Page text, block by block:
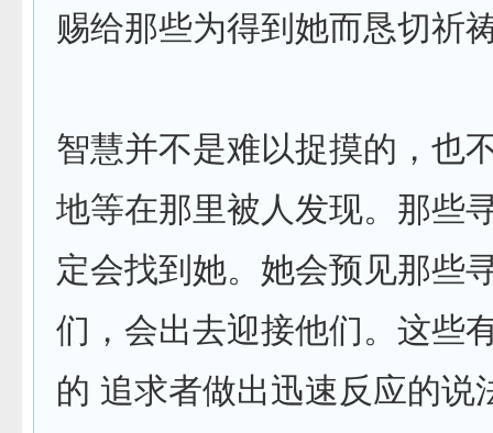
赐给那些为得到她而恳切祈
智慧并不是难以捉摸的，也
地等在那里被人发现。那些
定会找到她。她会预见那些
们，会出去迎接他们。这些
的 追求者做出迅速反应的说